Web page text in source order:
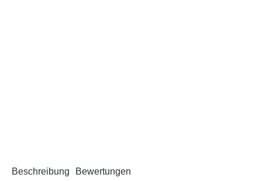
Beschreibung Bewertungen